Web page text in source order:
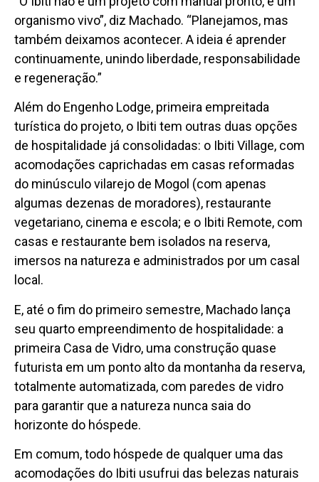
organismo vivo”, diz Machado. “Planejamos, mas
também deixamos acontecer. A ideia é aprender
continuamente, unindo liberdade, responsabilidade
e regeneração.”
Além do Engenho Lodge, primeira empreitada
turística do projeto, o Ibiti tem outras duas opções
de hospitalidade já consolidadas: o Ibiti Village, com
acomodações caprichadas em casas reformadas
do minúsculo vilarejo de Mogol (com apenas
algumas dezenas de moradores), restaurante
vegetariano, cinema e escola; e o Ibiti Remote, com
casas e restaurante bem isolados na reserva,
imersos na natureza e administrados por um casal
local.
E, até o fim do primeiro semestre, Machado lança
seu quarto empreendimento de hospitalidade: a
primeira Casa de Vidro, uma construção quase
futurista em um ponto alto da montanha da reserva,
totalmente automatizada, com paredes de vidro
para garantir que a natureza nunca saia do
horizonte do hóspede.
Em comum, todo hóspede de qualquer uma das
acomodações do Ibiti usufrui das belezas naturais